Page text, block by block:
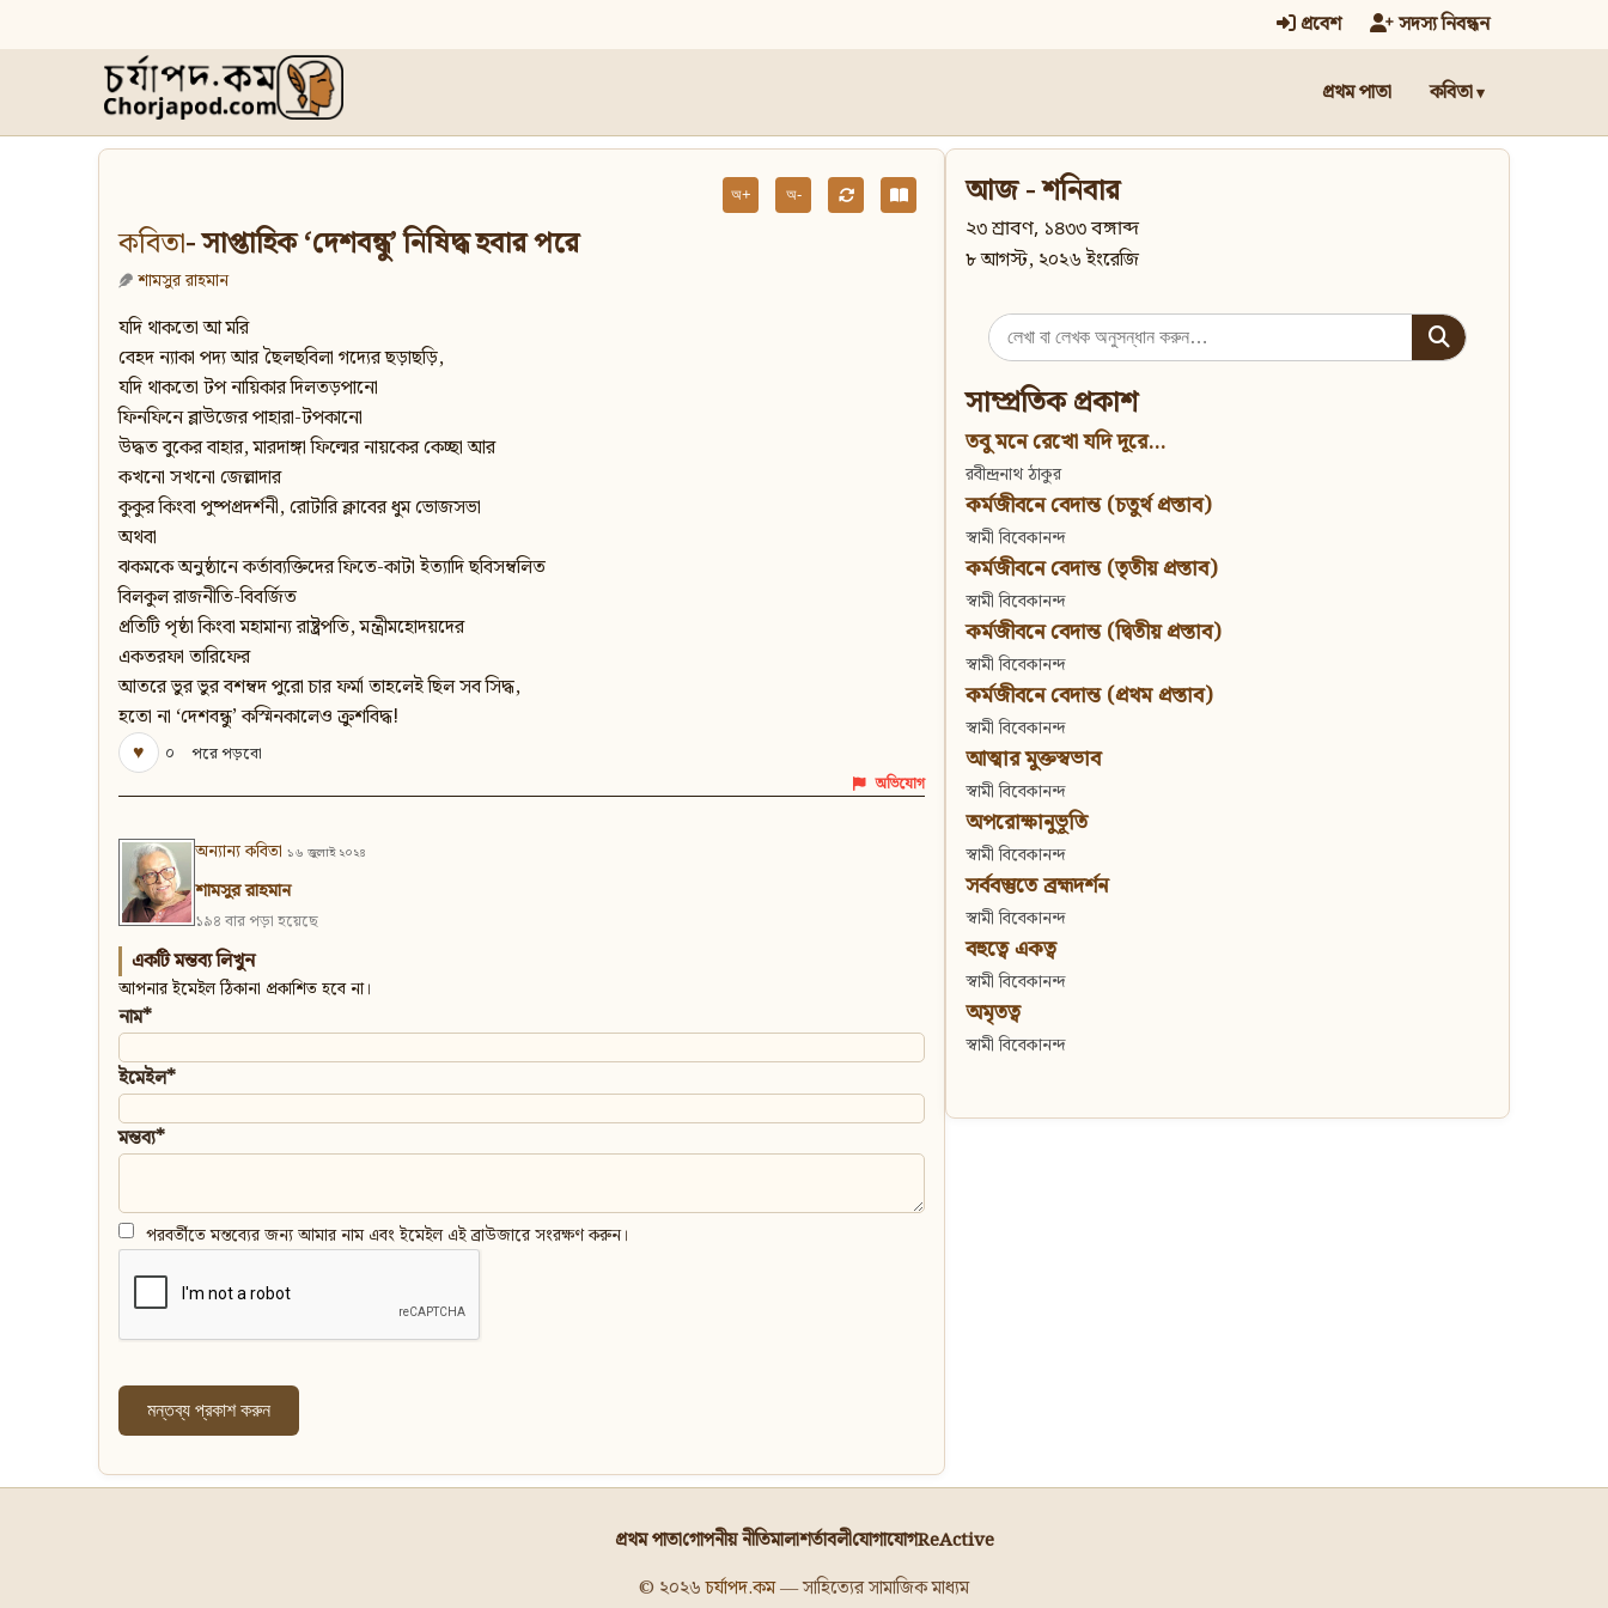
প্রবেশ সদস্য নিবন্ধন
প্রথম পাতা কবিতা
অ+ অ-
কবিতা- সাপ্তাহিক ‘দেশবন্ধু’ নিষিদ্ধ হবার পরে
শামসুর রাহমান
যদি থাকতো আ মরি
বেহদ ন্যাকা পদ্য আর ছৈলছবিলা গদ্যের ছড়াছড়ি,
যদি থাকতো টপ নায়িকার দিলতড়পানো
ফিনফিনে ব্লাউজের পাহারা-টপকানো
উদ্ধত বুকের বাহার, মারদাঙ্গা ফিল্মের নায়কের কেচ্ছা আর
কখনো সখনো জেল্লাদার
কুকুর কিংবা পুষ্পপ্রদর্শনী, রোটারি ক্লাবের ধুম ভোজসভা
অথবা
ঝকমকে অনুষ্ঠানে কর্তাব্যক্তিদের ফিতে-কাটা ইত্যাদি ছবিসম্বলিত
বিলকুল রাজনীতি-বিবর্জিত
প্রতিটি পৃষ্ঠা কিংবা মহামান্য রাষ্ট্রপতি, মন্ত্রীমহোদয়দের
একতরফা তারিফের
আতরে ভুর ভুর বশম্বদ পুরো চার ফর্মা তাহলেই ছিল সব সিদ্ধ,
হতো না ‘দেশবন্ধু’ কস্মিনকালেও ক্রুশবিদ্ধ!
♥
০ পরে পড়বো
অভিযোগ
অন্যান্য কবিতা ১৬ জুলাই ২০২৪
শামসুর রাহমান
১৯৪ বার পড়া হয়েছে
একটি মন্তব্য লিখুন
আপনার ইমেইল ঠিকানা প্রকাশিত হবে না।
নাম*
ইমেইল*
মন্তব্য*
পরবর্তীতে মন্তব্যের জন্য আমার নাম এবং ইমেইল এই ব্রাউজারে সংরক্ষণ করুন।
আজ - শনিবার
২৩ শ্রাবণ, ১৪৩৩ বঙ্গাব্দ
৮ আগস্ট, ২০২৬ ইংরেজি
Search
for:
সাম্প্রতিক প্রকাশ
তবু মনে রেখো যদি দূরে...
রবীন্দ্রনাথ ঠাকুর
কর্মজীবনে বেদান্ত (চতুর্থ প্রস্তাব)
স্বামী বিবেকানন্দ
কর্মজীবনে বেদান্ত (তৃতীয় প্রস্তাব)
স্বামী বিবেকানন্দ
কর্মজীবনে বেদান্ত (দ্বিতীয় প্রস্তাব)
স্বামী বিবেকানন্দ
কর্মজীবনে বেদান্ত (প্রথম প্রস্তাব)
স্বামী বিবেকানন্দ
আত্মার মুক্তস্বভাব
স্বামী বিবেকানন্দ
অপরোক্ষানুভূতি
স্বামী বিবেকানন্দ
সর্ববস্তুতে ব্রহ্মদর্শন
স্বামী বিবেকানন্দ
বহুত্বে একত্ব
স্বামী বিবেকানন্দ
অমৃতত্ব
স্বামী বিবেকানন্দ
প্রথম পাতাগোপনীয় নীতিমালাশর্তাবলীযোগাযোগReActive
© ২০২৬চর্যাপদ.কম— সাহিত্যের সামাজিক মাধ্যম